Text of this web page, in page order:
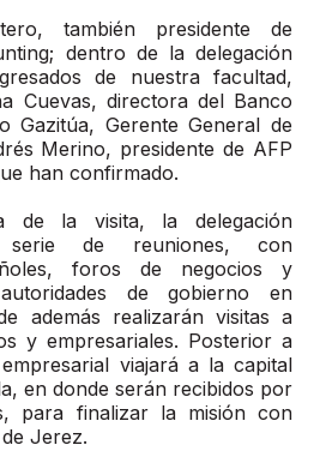
también presidente de
dentro de la delegación
de nuestra facultad,
Cuevas, directora del Banco
Gazitúa, Gerente General de
Merino, presidente de AFP
han confirmado.
de la visita, la delegación
serie de reuniones, con
foros de negocios y
de gobierno en
además realizarán visitas a
y empresariales. Posterior a
viajará a la capital
en donde serán recibidos por
para finalizar la misión con
Jerez.